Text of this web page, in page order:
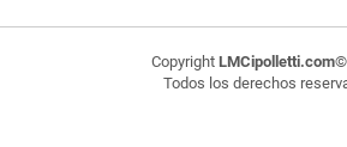
Copyright LMCipolletti.com©
Todos los derechos